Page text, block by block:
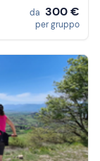
da 300 €
per gruppo